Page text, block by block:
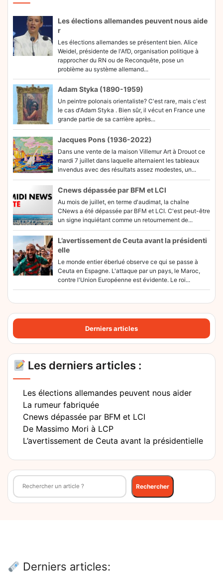
Les élections allemandes peuvent nous aide
r
Les élections allemandes se présentent bien. Alice
Weidel, présidente de l'AfD, organisation politique à
rapprocher du RN ou de Reconquête, pose un
problème au système allemand...
Adam Styka (1890-1959)
Un peintre polonais orientaliste? C'est rare, mais c'est
le cas d'Adam Styka . Bien sûr, il vécut en France une
grande partie de sa carrière après...
Jacques Pons (1936-2022)
Dans une vente de la maison Villemur Art à Drouot ce
mardi 7 juillet dans laquelle alternaient les tableaux
invendus avec des résultats assez modestes, un...
Cnews dépassée par BFM et LCI
Au mois de juillet, en terme d'audimat, la chaîne
CNews a été dépassée par BFM et LCI. C'est peut-être
un signe inquiétant comme un retournement de...
L’avertissement de Ceuta avant la présidenti
elle
Le monde entier éberlué observe ce qui se passe à
Ceuta en Espagne. L'attaque par un pays, le Maroc,
contre l'Union Européenne est évidente. Le roi...
Derniers articles
Les derniers articles :
Les élections allemandes peuvent nous aider
La rumeur fabriquée
Cnews dépassée par BFM et LCI
De Massimo Mori à LCP
L’avertissement de Ceuta avant la présidentielle
Rechercher
Rechercher
Derniers articles: